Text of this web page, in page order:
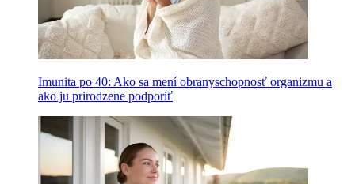
Imunita po 40: Ako sa mení obranyschopnosť organizmu a
ako ju prirodzene podporiť